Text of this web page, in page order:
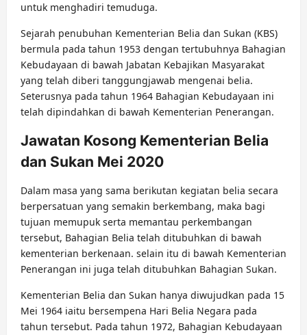
untuk menghadiri temuduga.
Sejarah penubuhan Kementerian Belia dan Sukan (KBS)
bermula pada tahun 1953 dengan tertubuhnya Bahagian
Kebudayaan di bawah Jabatan Kebajikan Masyarakat
yang telah diberi tanggungjawab mengenai belia.
Seterusnya pada tahun 1964 Bahagian Kebudayaan ini
telah dipindahkan di bawah Kementerian Penerangan.
Jawatan Kosong Kementerian Belia
dan Sukan Mei 2020
Dalam masa yang sama berikutan kegiatan belia secara
berpersatuan yang semakin berkembang, maka bagi
tujuan memupuk serta memantau perkembangan
tersebut, Bahagian Belia telah ditubuhkan di bawah
kementerian berkenaan. selain itu di bawah Kementerian
Penerangan ini juga telah ditubuhkan Bahagian Sukan.
Kementerian Belia dan Sukan hanya diwujudkan pada 15
Mei 1964 iaitu bersempena Hari Belia Negara pada
tahun tersebut. Pada tahun 1972, Bahagian Kebudayaan